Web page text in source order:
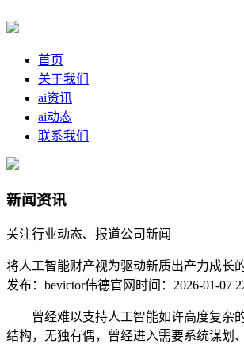
首页
关于我们
ai资讯
ai动态
联系我们
新闻资讯
关注行业动态、报道公司新闻
将人工智能财产视为驱动新质出产力成长
发布：bevictor伟德官网 时间：2026-01-07
曾经难以支持人工智能如许高度复杂
结构，无独有偶，曾经进入需要系统谋划